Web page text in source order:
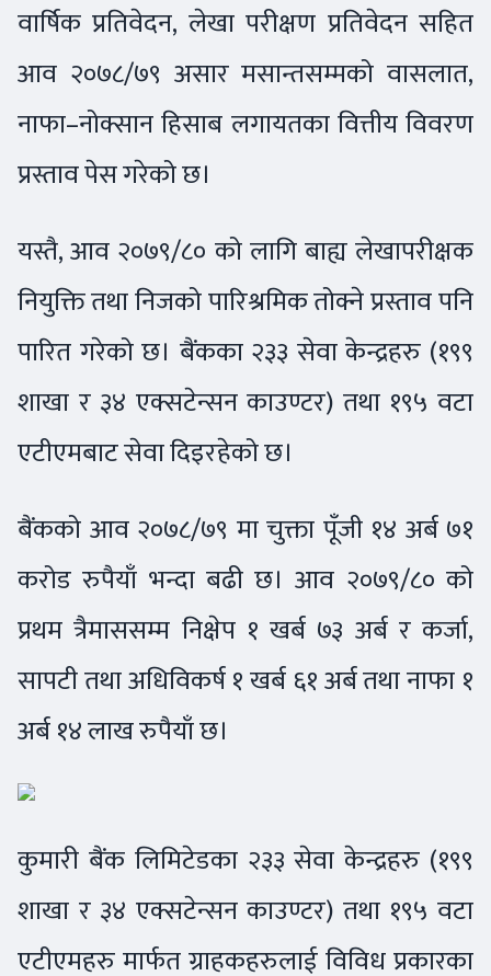
वार्षिक प्रतिवेदन, लेखा परीक्षण प्रतिवेदन सहित
आव २०७८/७९ असार मसान्तसम्मको वासलात,
नाफा–नोक्सान हिसाब लगायतका वित्तीय विवरण
प्रस्ताव पेस गरेको छ।
यस्तै, आव २०७९/८० को लागि बाह्य लेखापरीक्षक
नियुक्ति तथा निजको पारिश्रमिक तोक्ने प्रस्ताव पनि
पारित गरेको छ। बैंकका २३३ सेवा केन्द्रहरु (१९९
शाखा र ३४ एक्सटेन्सन काउण्टर) तथा १९५ वटा
एटीएमबाट सेवा दिइरहेको छ।
बैंकको आव २०७८/७९ मा चुक्ता पूँजी १४ अर्ब ७१
करोड रुपैयाँ भन्दा बढी छ। आव २०७९/८० को
प्रथम त्रैमाससम्म निक्षेप १ खर्ब ७३ अर्ब र कर्जा,
सापटी तथा अधिविकर्ष १ खर्ब ६१ अर्ब तथा नाफा १
अर्ब १४ लाख रुपैयाँ छ।
कुमारी बैंक लिमिटेडका २३३ सेवा केन्द्रहरु (१९९
शाखा र ३४ एक्सटेन्सन काउण्टर) तथा १९५ वटा
एटीएमहरु मार्फत ग्राहकहरुलाई विविध प्रकारका